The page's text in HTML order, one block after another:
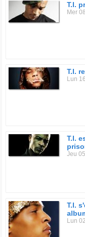
T.I.
Mer
T.I.
Lun
T.I.
Jeu
T.I.
Lun